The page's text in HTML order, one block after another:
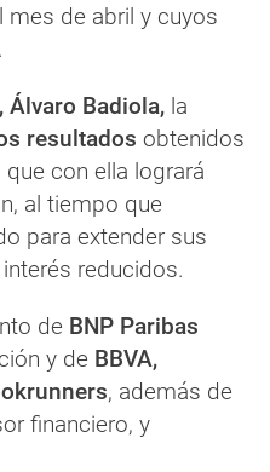
mes de abril y cuyos
, Álvaro Badiola, la
resultados obtenidos
con ella logrará
al tiempo que
para extender sus
reducidos.
de BNP Paribas
y de BBVA,
, además de
financiero, y